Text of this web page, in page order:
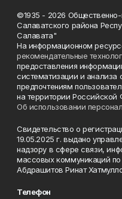
©1935 - 2026 Общественно-
Салаватского района
Салавата"
На информационном
рекомендательные
предоставления
систематизации и анализа
предпочтениям
на территории Российской
Об использовании
Свидетельство о
19.05.2025 г. выдано
надзору в сфере связи,
массовых коммуникаций
Абдрашитов Ринат
Телефон